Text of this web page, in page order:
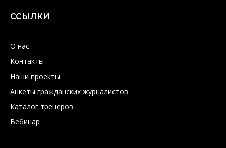
ССЫЛКИ
О нас
Контакты
Наши проекты
Анкеты гражданских журналистов
Каталог тренеров
Вебинар